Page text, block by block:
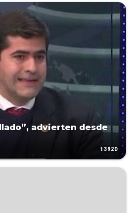
advierten desde
1392D